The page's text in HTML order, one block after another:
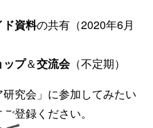
ド資料の共有（2020年6月
ップ＆交流会（不定期）
究会」に参加してみたい
登録ください。